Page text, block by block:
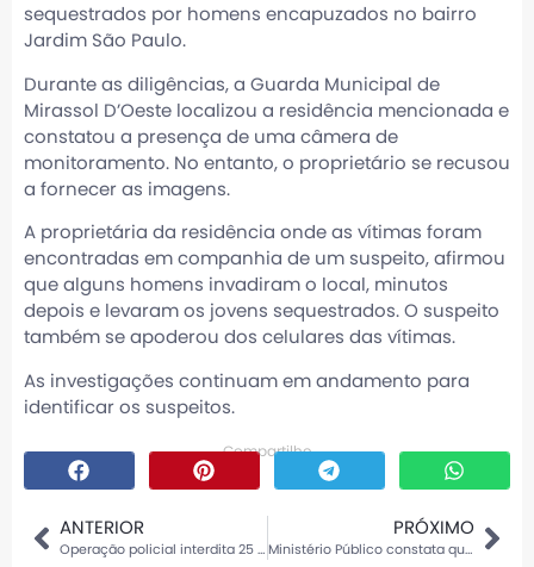
sequestrados por homens encapuzados no bairro
Jardim São Paulo.
Durante as diligências, a Guarda Municipal de
Mirassol D’Oeste localizou a residência mencionada e
constatou a presença de uma câmera de
monitoramento. No entanto, o proprietário se recusou
a fornecer as imagens.
A proprietária da residência onde as vítimas foram
encontradas em companhia de um suspeito, afirmou
que alguns homens invadiram o local, minutos
depois e levaram os jovens sequestrados. O suspeito
também se apoderou dos celulares das vítimas.
As investigações continuam em andamento para
identificar os suspeitos.
Compartilhe
ANTERIOR
Operação policial interdita 25 locais clandestinos de fabricação de próteses dentárias e 52 pessoas são levadas para delegacia
PRÓXIMO
Ministério Público constata que ex-PM acusado de matar advogada em Cuiabá estava mentalmente estável quando cometeu o crime